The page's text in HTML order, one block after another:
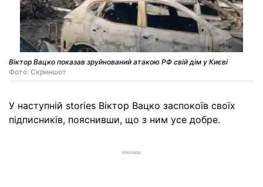
Віктор Вацко показав зруйнований атакою РФ свій дім у Києві
Фото: Скриншот
У наступній stories Віктор Вацко заспокоїв своїх
підписників, пояснивши, що з ним усе добре.
РЕКЛАМА